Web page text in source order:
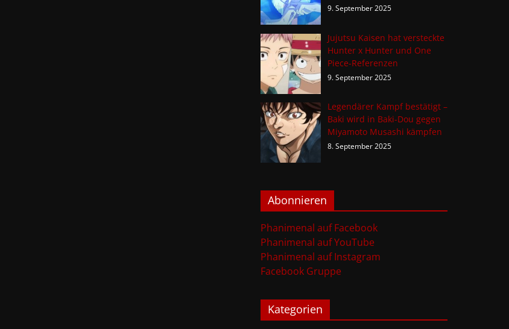
9. September 2025
Jujutsu Kaisen hat versteckte
Hunter x Hunter und One
Piece-Referenzen
9. September 2025
Legendärer Kampf bestätigt –
Baki wird in Baki-Dou gegen
Miyamoto Musashi kämpfen
8. September 2025
Abonnieren
Phanimenal auf Facebook
Phanimenal auf YouTube
Phanimenal auf Instagram
Facebook Gruppe
Kategorien